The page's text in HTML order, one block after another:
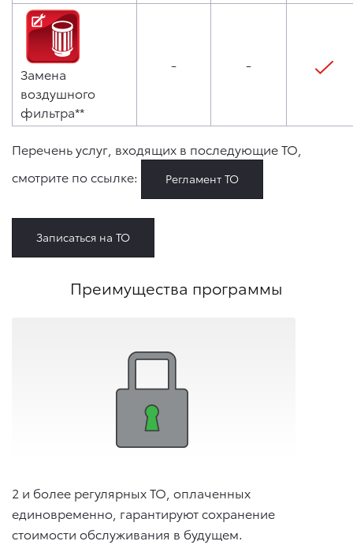
Замена
воздушного
фильтра**
- -
Перечень услуг, входящих в последующие ТО,
смотрите по ссылке:
Регламент ТО
Записаться на ТО
Преимущества программы
2 и более регулярных ТО, оплаченных
единовременно, гарантируют сохранение
стоимости обслуживания в будущем.